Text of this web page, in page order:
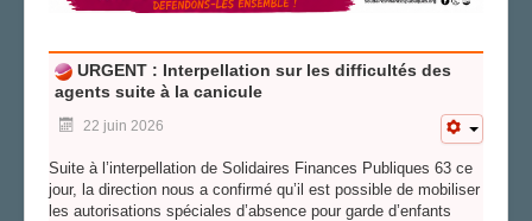
URGENT : Interpellation sur les difficultés des
agents suite à la canicule
22 juin 2026
Suite à l’interpellation de Solidaires Finances Publiques 63 ce
jour, la direction nous a confirmé qu’il est possible de mobiliser
les autorisations spéciales d’absence pour garde d’enfants